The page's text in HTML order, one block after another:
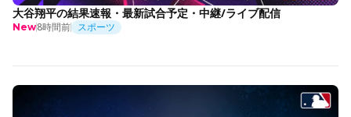
大谷翔平の結果速報・最新試合予定・中継/ライブ配信
New8時間前 スポーツ